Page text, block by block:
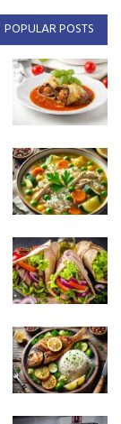
POPULAR POSTS